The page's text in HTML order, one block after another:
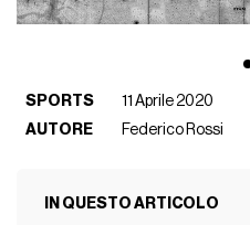
SPORTS
11 Aprile 2020
AUTORE
Federico Rossi
IN QUESTO ARTICOLO